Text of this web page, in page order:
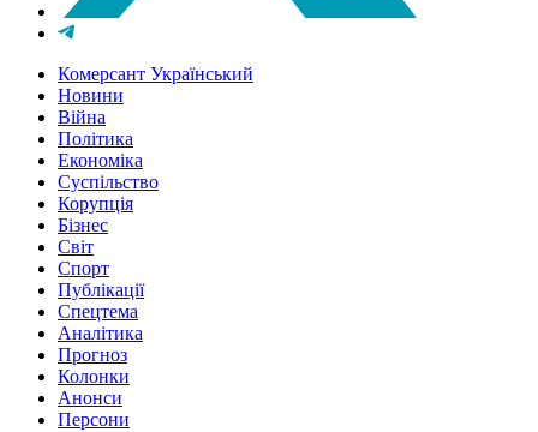
Комерсант Український
Новини
Війна
Політика
Економіка
Суспільство
Корупція
Бізнес
Світ
Спорт
Публікації
Спецтема
Аналітика
Прогноз
Колонки
Анонси
Персони